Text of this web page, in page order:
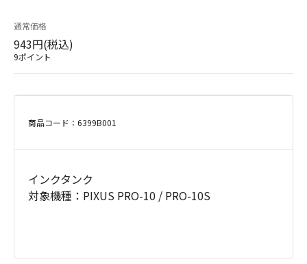
通常価格
943円(税込)
9ポイント
商品コード：6399B001
インクタンク
対象機種：PIXUS PRO-10 / PRO-10S